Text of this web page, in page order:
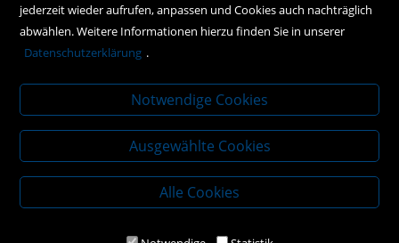
AGBs
Impressum
Datenschutz
jederzeit wieder aufrufen, anpassen und Cookies auch nachträglich
abwählen. Weitere Informationen hierzu finden Sie in unserer
Datenschutzerklärung .
Notwendige Cookies
Ausgewählte Cookies
Alle Cookies